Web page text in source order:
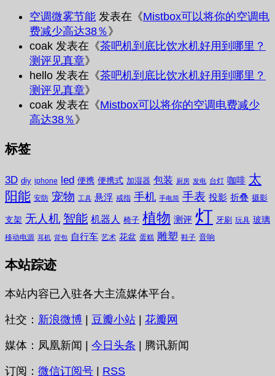
空调微雾节能 发表在《Mistbox可以将你的空调电
费减少高达38％ 》
coak 发表在《茶吧机到底比饮水机好用到哪里？
测评见真章》
hello 发表在《茶吧机到底比饮水机好用到哪里？
测评见真章》
coak 发表在《Mistbox可以将你的空调电费减少
高达38％ 》
标签
3D diy iphone led 便携 便携式 加湿器 包装 厨房 发电 台灯 咖啡 太
阳能 安防 宠物 工具 悬浮 戒指 手机 手电筒 手表 投影 折叠 摄影
支架 无人机 智能 机器人 椅子 植物 测评 灯 牙刷 玩具 玻璃
移动电源 耳机 背包 自行车 艺术 花盆 蛋糕 雕塑 鞋子 音响
本站踪迹
本站内容已入驻各大主流媒体平台。
社交： 新浪微博 豆瓣小站 花瓣网
媒体：凤凰新闻 | 今日头条 | 腾讯新闻
订阅： 微信订阅号 RSS